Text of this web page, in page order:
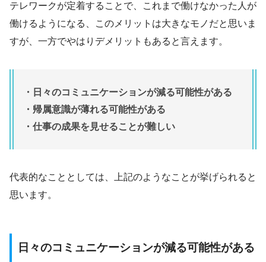
テレワークが定着することで、これまで働けなかった人が
働けるようになる、このメリットは大きなモノだと思いま
すが、一方でやはりデメリットもあると言えます。
・日々のコミュニケーションが減る可能性がある
・帰属意識が薄れる可能性がある
・仕事の成果を見せることが難しい
代表的なこととしては、上記のようなことが挙げられると
思います。
日々のコミュニケーションが減る可能性がある